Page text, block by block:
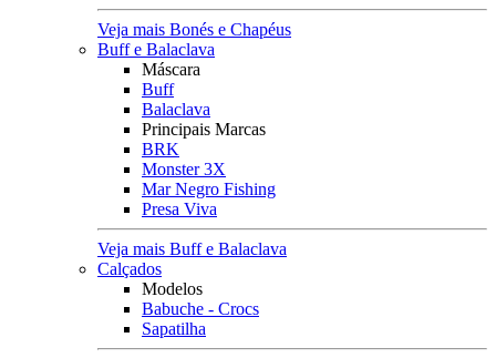
Veja mais Bonés e Chapéus
Buff e Balaclava
Máscara
Buff
Balaclava
Principais Marcas
BRK
Monster 3X
Mar Negro Fishing
Presa Viva
Veja mais Buff e Balaclava
Calçados
Modelos
Babuche - Crocs
Sapatilha